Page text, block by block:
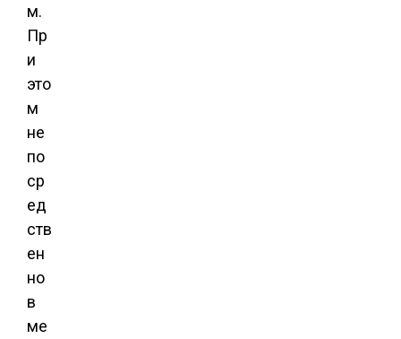
м.
Пр
и
это
м
не
по
ср
ед
ств
ен
но
в
ме